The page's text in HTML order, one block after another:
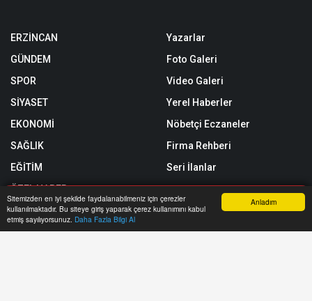
Anladım
Sitemizden en iyi şekilde faydalanabilmeniz için çerezler
kullanılmaktadır. Bu siteye giriş yaparak çerez kullanımını kabul
etmiş sayılıyorsunuz. Daha Fazla Bilgi Al
ERZİNCAN
GÜNDEM
SPOR
SİYASET
EKONOMİ
SAĞLIK
EĞİTİM
ÖZEL HABER
SİZİNLE BAŞBAŞA
Yazarlar
Foto Galeri
Video Galeri
Yerel Haberler
Nöbetçi Eczaneler
Firma Rehberi
Seri İlanlar
Anasayfa Yazarlar Haber Ara İhbar Hattı Menu